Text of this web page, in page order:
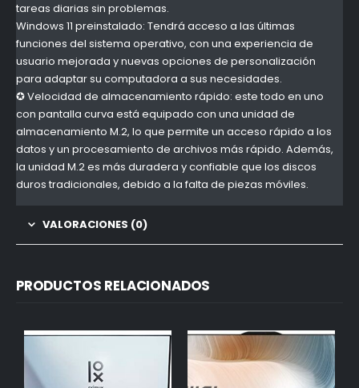
tareas diarias sin problemas.
Windows 11 preinstalado: Tendrá acceso a las últimas
funciones del sistema operativo, con una experiencia de
usuario mejorada y nuevas opciones de personalización
para adaptar su computadora a sus necesidades.
✪ Velocidad de almacenamiento rápido: este todo en uno
con pantalla curva está equipado con una unidad de
almacenamiento M.2, lo que permite un acceso rápido a los
datos y un procesamiento de archivos más rápido. Además,
la unidad M.2 es más duradera y confiable que los discos
duros tradicionales, debido a la falta de piezas móviles.
VALORACIONES (0)
PRODUCTOS RELACIONADOS